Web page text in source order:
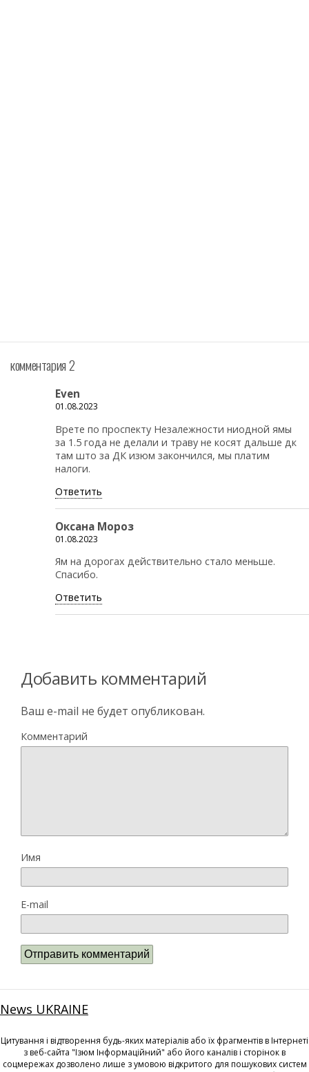
комментария 2
Even
01.08.2023
Врете по проспекту Незалежности ниодной ямы
за 1.5 года не делали и траву не косят дальше дк
там што за ДК изюм закончился, мы платим
налоги.
Ответить
Оксана Мороз
01.08.2023
Ям на дорогах действительно стало меньше.
Спасибо.
Ответить
Добавить комментарий
Ваш e-mail не будет опубликован.
Комментарий
Имя
E-mail
News UKRAINE
Цитування і відтворення будь-яких матеріалів або їх фрагментів в Інтернеті
з веб-сайта "Ізюм Інформаційний" або його каналів і сторінок в
соцмережах дозволено лише з умовою відкритого для пошукових систем